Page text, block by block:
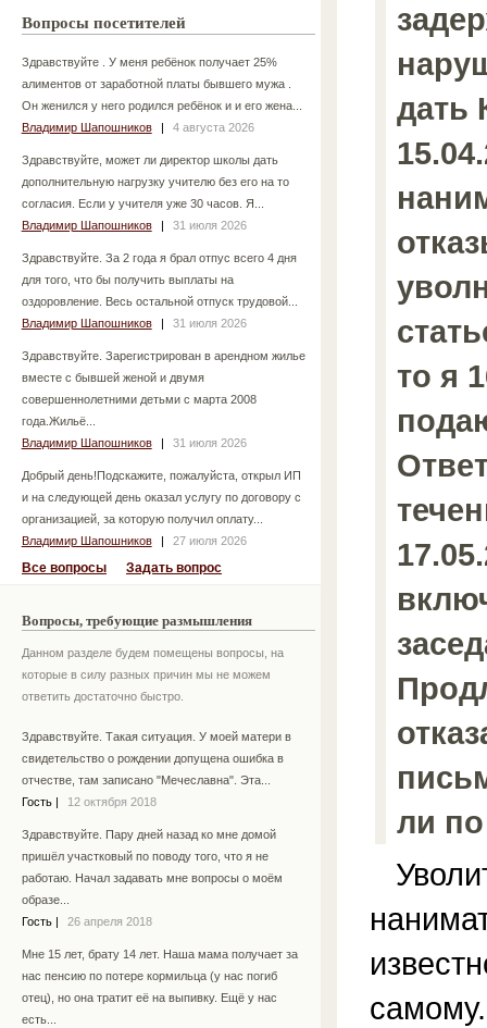
Вопросы посетителей
Здравствуйте . У меня ребёнок получает 25%
алиментов от заработной платы бывшего мужа .
Он женился у него родился ребёнок и и его жена...
Владимир Шапошников
| 4 августа 2026
Здравствуйте, может ли директор школы дать
дополнительную нагрузку учителю без его на то
согласия. Если у учителя уже 30 часов. Я...
Владимир Шапошников
| 31 июля 2026
Здравствуйте. За 2 года я брал отпус всего 4 дня
для того, что бы получить выплаты на
оздоровление. Весь остальной отпуск трудовой...
Владимир Шапошников
| 31 июля 2026
Здравствуйте. Зарегистрирован в арендном жилье
вместе с бывшей женой и двумя
совершеннолетними детьми с марта 2008
года.Жильё...
Владимир Шапошников
| 31 июля 2026
Добрый день!Подскажите, пожалуйста, открыл ИП
и на следующей день оказал услугу по договору с
организацией, за которую получил оплату...
Владимир Шапошников
| 27 июля 2026
Все вопросы Задать вопрос
Вопросы, требующие размышления
Данном разделе будем помещены вопросы, на
которые в силу разных причин мы не можем
ответить достаточно быстро.
Здравствуйте. Такая ситуация. У моей матери в
свидетельство о рождении допущена ошибка в
отчестве, там записано "Мечеславна". Эта...
Гость
12 октября 2018
Здравствуйте. Пару дней назад ко мне домой
пришёл участковый по поводу того, что я не
работаю. Начал задавать мне вопросы о моём
образе...
Гость
26 апреля 2018
Мне 15 лет, брату 14 лет. Наша мама получает за
нас пенсию по потере кормильца (у нас погиб
отец), но она тратит её на выпивку. Ещё у нас
есть...
дать
то я
ли
самому.